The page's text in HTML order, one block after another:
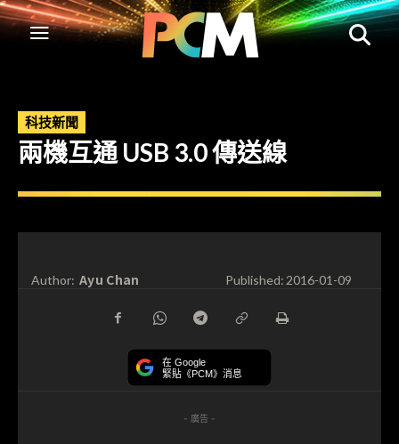
科技新聞
兩機互通 USB 3.0 傳送線
Author: Ayu Chan Published:2016-01-09
在 Google
緊貼《PCM》消息
- 廣告 -